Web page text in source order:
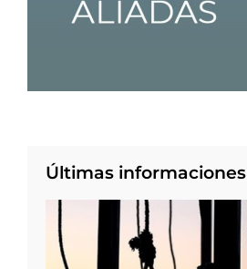
Últimas informaciones